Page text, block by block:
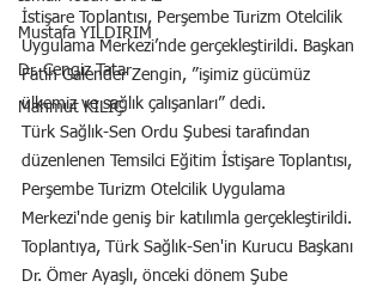
Mustafa YILDIRIM
Dr. Cengiz Tatar
Mahmut KILIÇ
İstişare Toplantısı, Perşembe Turizm Otelcilik
Uygulama Merkezi’nde gerçekleştirildi. Başkan
Fatih Galender Zengin, ”işimiz gücümüz
ülkemiz ve sağlık çalışanları” dedi.
Türk Sağlık-Sen Ordu Şubesi tarafından
düzenlenen Temsilci Eğitim İstişare Toplantısı,
Perşembe Turizm Otelcilik Uygulama
Merkezi'nde geniş bir katılımla gerçekleştirildi.
Toplantıya, Türk Sağlık-Sen'in Kurucu Başkanı
Dr. Ömer Ayaşlı, önceki dönem Şube